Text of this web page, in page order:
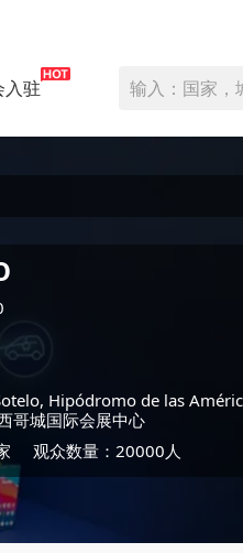
入驻 输入：国家，
Hipódromo de las
哥城国际会展中心
观众数量：20000人